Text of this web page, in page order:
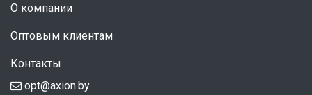
О компании
Оптовым клиентам
Контакты
opt@axion.by